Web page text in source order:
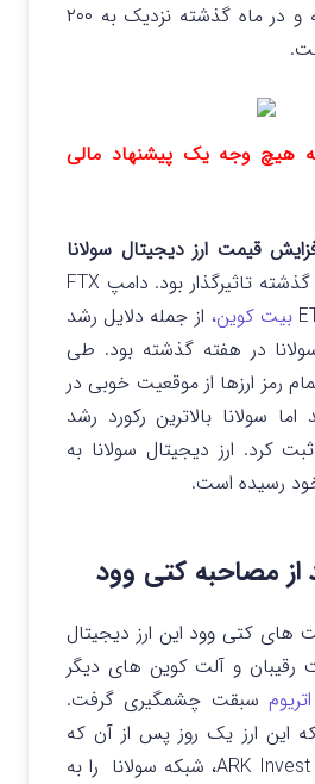
عملکرد بهتری داشته و در ماه گذشته نزدیک به ۲۰۰
هیچ وجه یک پیشنهاد مالی
قیمت ارز دیجیتال سولانا
طی هفته گذشته تاثیرگذار بود. دامپ FTX
بیت کوین، از جمله دلایل رشد
در هفته گذشته بود. طی
رمز ارزها از موقعیت خوبی در
اما سولانا بالاترین رکورد رشد
کرد. ارز دیجیتال سولانا به
خود رسیده است.
از مصاحبه کتی وود
های کتی وود این ارز دیجیتال
رقیبان و آلت کوین های دیگر
اتریومسبقت چشمگیری گرفت.
این ارز یک روز پس از آن که
کتی وود، مدیرعامل ARK Invest، شبکه سولانا را به